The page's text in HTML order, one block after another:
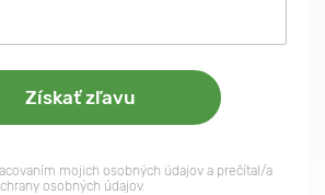
mojich osobných údajov a prečítal/a
osobných údajov.